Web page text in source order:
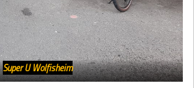
Super U Wolfisheim